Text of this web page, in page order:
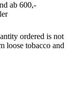
ab 600,-
ordered is not
loose tobacco and